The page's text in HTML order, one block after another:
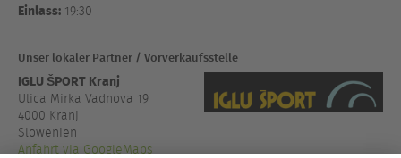
Einlass: 19:30
Unser lokaler Partner / Vorverkaufsstelle
IGLU ŠPORT Kranj
Ulica Mirka Vadnova 19
4000 Kranj
Slowenien
Anfahrt via GoogleMaps